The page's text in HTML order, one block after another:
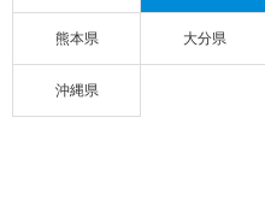
熊本県 大分県
沖縄県